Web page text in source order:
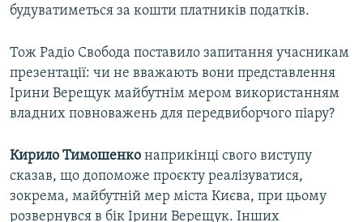
будуватиметься за кошти платників податків.
Тож Радіо Свобода поставило запитання учасникам
презентації: чи не вважають вони представлення
Ірини Верещук майбутнім мером використанням
владних повноважень для передвиборчого піару?
Кирило Тимошенко наприкінці свого виступу
сказав, що допоможе проєкту реалізуватися,
зокрема, майбутній мер міста Києва, при цьому
розвернувся в бік Ірини Верещук. Інших